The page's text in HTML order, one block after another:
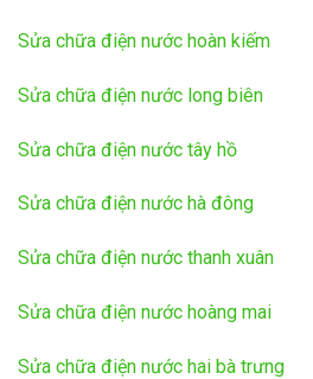
Sửa chữa điện nước hoàn kiếm
Sửa chữa điện nước long biên
Sửa chữa điện nước tây hồ
Sửa chữa điện nước hà đông
Sửa chữa điện nước thanh xuân
Sửa chữa điện nước hoàng mai
Sửa chữa điện nước hai bà trưng